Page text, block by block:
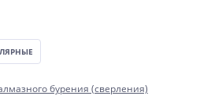
бурения (сверления)